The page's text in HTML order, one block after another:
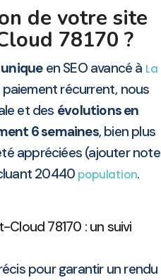
de votre site
78170 ?
en SEO avancé à La
récurrent, nous
et des évolutions en
6 semaines, bien plus
appréciées (ajouter note
20440 population.
78170 : un suivi
pour garantir un rendu